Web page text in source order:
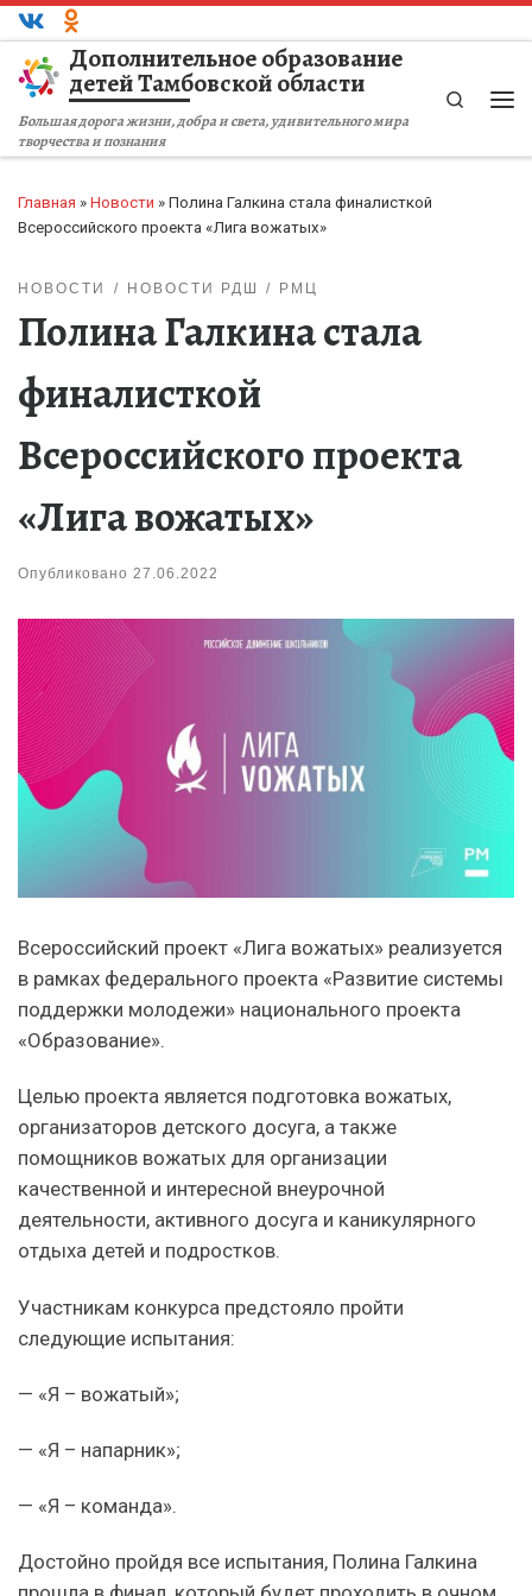
Перейти к содержимому
Дополнительное образование
детей Тамбовской области
Большая дорога жизни, добра и света, удивительного мира
творчества и познания
Search
Главная » Новости » Полина Галкина стала финалисткой
Всероссийского проекта «Лига вожатых»
НОВОСТИ НОВОСТИ РДШ РМЦ
Полина Галкина стала
финалисткой
Всероссийского проекта
«Лига вожатых»
Опубликовано 27.06.2022
Всероссийский проект «Лига вожатых» реализуется
в рамках федерального проекта «Развитие системы
поддержки молодежи» национального проекта
«Образование».
Целью проекта является подготовка вожатых,
организаторов детского досуга, а также
помощников вожатых для организации
качественной и интересной внеурочной
деятельности, активного досуга и каникулярного
отдыха детей и подростков.
Участникам конкурса предстояло пройти
следующие испытания:
— «Я – вожатый»;
— «Я – напарник»;
— «Я – команда».
Достойно пройдя все испытания, Полина Галкина